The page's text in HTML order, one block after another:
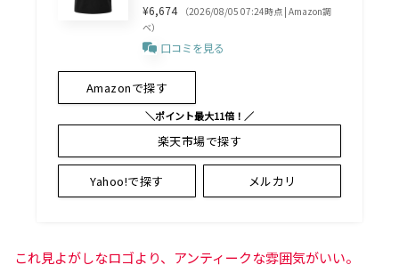
¥6,674 （2026/08/05 07:24時点 | Amazon調
べ）
口コミを見る
Amazonで探す
＼ポイント最大11倍！／
楽天市場で探す
Yahoo!で探す メルカリ
これ見よがしなロゴより、アンティークな雰囲気がいい。